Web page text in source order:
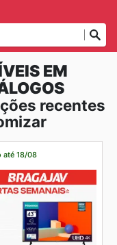
EM
recentes
até 18/08